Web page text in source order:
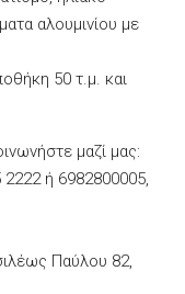
αλουμινίου με
50 τ.μ. και
μαζί μας:
ή 6982800005,
Παύλου 82,